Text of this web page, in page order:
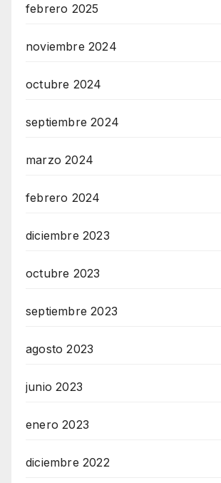
febrero 2025
noviembre 2024
octubre 2024
septiembre 2024
marzo 2024
febrero 2024
diciembre 2023
octubre 2023
septiembre 2023
agosto 2023
junio 2023
enero 2023
diciembre 2022